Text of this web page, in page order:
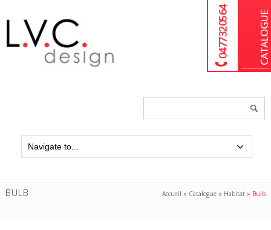
04 77 32 05 64
BULB Accueil » Catalogue » Habitat » Bulb